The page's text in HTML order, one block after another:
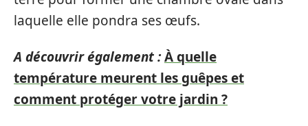
laquelle elle pondra ses œufs.
A découvrir également :À quelle
température meurent les guêpes et
comment protéger votre jardin ?